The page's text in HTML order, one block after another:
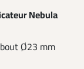
Nebula
Ø23 mm